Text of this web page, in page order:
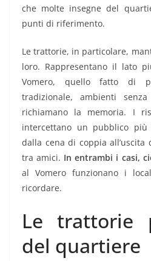
che molte insegne del
punti di riferimento.
Le trattorie, in particolare,
loro. Rappresentano il lato
Vomero, quello fatto di
tradizionale, ambienti
richiamano la memoria. I
intercettano un pubblico
dalla cena di coppia
tra amici. In entrambi i casi,
al Vomero funzionano i
ricordare.
Le trattorie
del quartiere